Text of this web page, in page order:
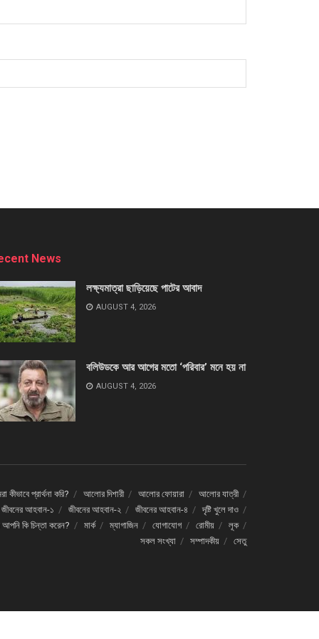
News
লক্ষ্যমাত্রা ছাড়িয়েছে পাটের আবাদ
AUGUST 4, 2026
বলিউডকে আর আগের মতো ‘পরিবার’ মনে হয় না
AUGUST 4, 2026
কীভাবে প্রার্থনা করি? আলোর দিশারী আলোর ফোয়ারা
আলোর যাত্রী
জীবনের আহবান-১ জীবনের আহবান-২ জীবনের আহবান-৪
দৃষ্টি খুলে দাও
কি চিন্তা করেন? মার্ক ম্যাগাজিন যোগাযোগ রোমীয়
লূক
সকল সংখ্যা
সম্পাদকীয় সেতু